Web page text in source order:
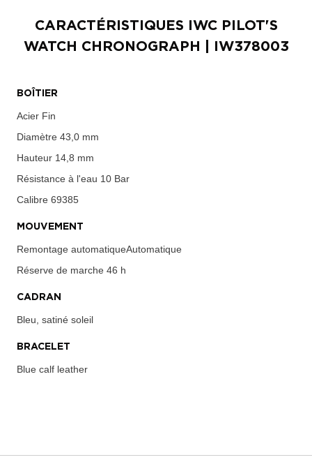
CARACTÉRISTIQUES
IWC PILOT'S
WATCH CHRONOGRAPH
| IW378003
BOÎTIER
Acier Fin
Diamètre 43,0 mm
Hauteur 14,8 mm
Résistance à l'eau 10 Bar
Calibre 69385
MOUVEMENT
Remontage automatiqueAutomatique
Réserve de marche 46 h
CADRAN
Bleu, satiné soleil
BRACELET
Blue calf leather